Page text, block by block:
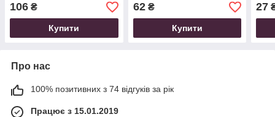
106 ₴
Купити
62₴
Купити
27
Про нас
100% позитивних з 74 відгуків за рік
Працює з 15.01.2019